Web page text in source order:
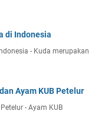
di Indonesia
- Kuda merupakan
Ayam KUB Petelur
- Ayam KUB